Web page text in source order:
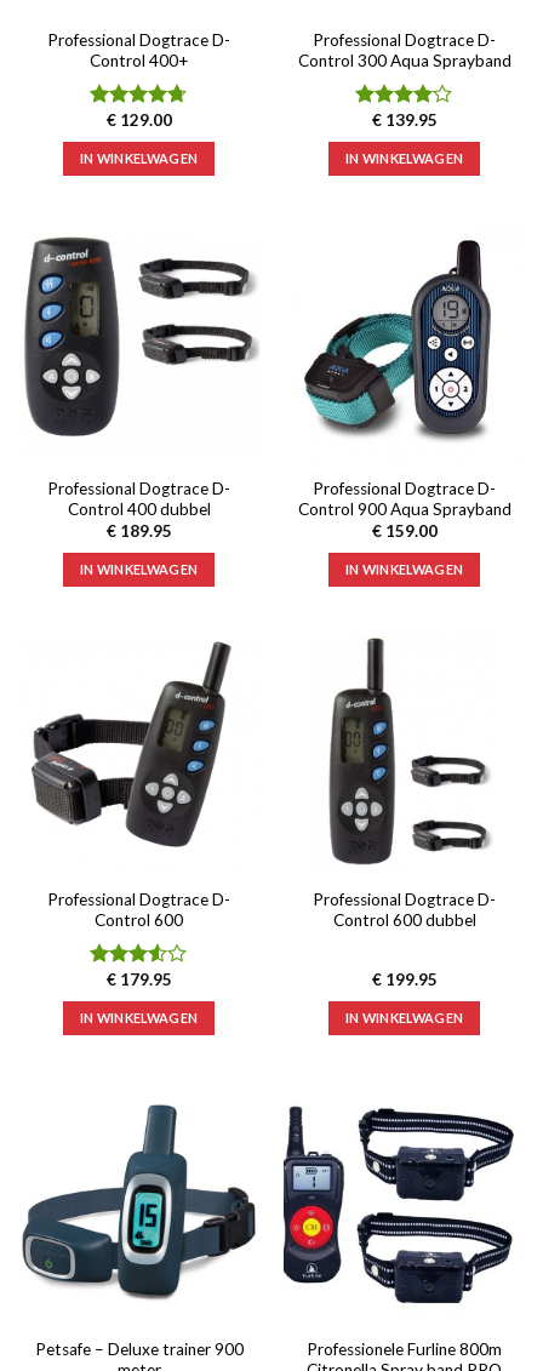
Professional Dogtrace D-
Control 400+
Waardering
4.67uit 5
€129.00
IN WINKELWAGEN
Professional Dogtrace D-
Control 300 Aqua Sprayband
Waardering
4.00uit
5
€139.95
IN WINKELWAGEN
Professional Dogtrace D-
Control 400 dubbel
€189.95
IN WINKELWAGEN
Professional Dogtrace D-
Control 900 Aqua Sprayband
€159.00
IN WINKELWAGEN
Professional Dogtrace D-
Control 600
Waardering
3.50uit
5
€179.95
IN WINKELWAGEN
Professional Dogtrace D-
Control 600 dubbel
€199.95
IN WINKELWAGEN
Petsafe – Deluxe trainer 900
Professionele Furline 800m